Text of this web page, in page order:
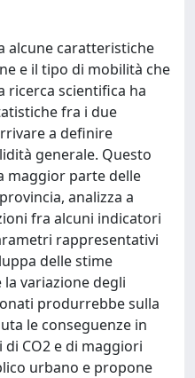
alcune caratteristiche
e il tipo di mobilità che
ricerca scientifica ha
fra i due
a definire
generale. Questo
maggior parte delle
analizza a
fra alcuni indicatori
rappresentativi
delle stime
variazione degli
produrrebbe sulla
le conseguenze in
CO2 e di maggiori
urbano e propone